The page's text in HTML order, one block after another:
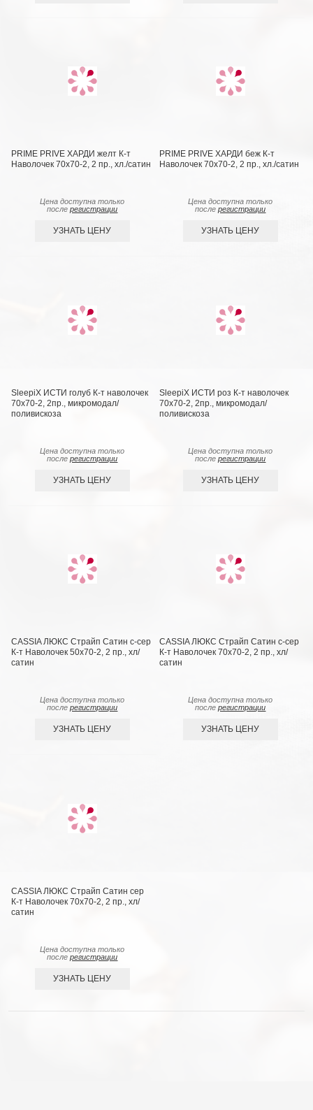
PRIME PRIVE ХАРДИ желт К-т
Наволочек 70х70-2, 2 пр., хл./сатин
Цена доступна только
послерегистрации
УЗНАТЬ ЦЕНУ
PRIME PRIVE ХАРДИ беж К-т
Наволочек 70х70-2, 2 пр., хл./сатин
Цена доступна только
послерегистрации
УЗНАТЬ ЦЕНУ
SleepiX ИСТИ голуб К-т наволочек
70x70-2, 2пр., микромодал/
поливискоза
Цена доступна только
послерегистрации
УЗНАТЬ ЦЕНУ
SleepiX ИСТИ роз К-т наволочек
70x70-2, 2пр., микромодал/
поливискоза
Цена доступна только
послерегистрации
УЗНАТЬ ЦЕНУ
CASSIA ЛЮКС Страйп Сатин с-сер
К-т Наволочек 50x70-2, 2 пр., хл/
сатин
Цена доступна только
послерегистрации
УЗНАТЬ ЦЕНУ
CASSIA ЛЮКС Страйп Сатин с-сер
К-т Наволочек 70x70-2, 2 пр., хл/
сатин
Цена доступна только
послерегистрации
УЗНАТЬ ЦЕНУ
CASSIA ЛЮКС Страйп Сатин сер
К-т Наволочек 70x70-2, 2 пр., хл/
сатин
Цена доступна только
послерегистрации
УЗНАТЬ ЦЕНУ